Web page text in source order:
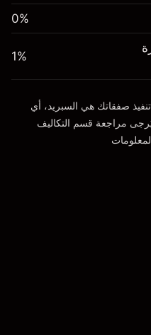
0%
1%
صفقاتك هي السبريد، أي
يُرجى مراجعة قسم التكاليف